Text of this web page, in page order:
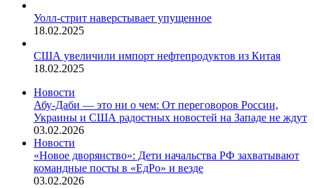
Уолл-стрит наверстывает упущенное
18.02.2025
США увеличили импорт нефтепродуктов из Китая
18.02.2025
Новости
Абу-Даби — это ни о чем: От переговоров России,
Украины и США радостных новостей на Западе не ждут
03.02.2026
Новости
«Новое дворянство»: Дети начальства РФ захватывают
командные посты в «ЕдРо» и везде
03.02.2026